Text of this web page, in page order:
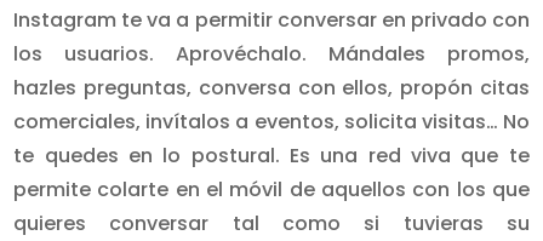
Instagram te va a permitir conversar en privado con
los usuarios. Aprovéchalo. Mándales promos,
hazles preguntas, conversa con ellos, propón citas
comerciales, invítalos a eventos, solicita visitas… No
te quedes en lo postural. Es una red viva que te
permite colarte en el móvil de aquellos con los que
quieres conversar tal como si tuvieras su